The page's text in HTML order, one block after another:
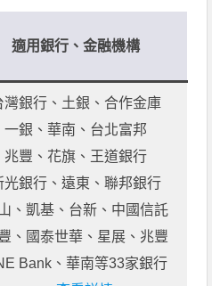
適用銀行、金融機構
灣銀行、土銀、合作金庫
一銀、華南、台北富邦
兆豐、花旗、王道銀行
光銀行、遠東、聯邦銀行
、凱基、台新、中國信託
、國泰世華、星展、兆豐
Bank、華南等33家銀行